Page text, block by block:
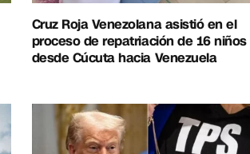
Cruz Roja Venezolana asistió en el
proceso de repatriación de 16 niños
desde Cúcuta hacia Venezuela